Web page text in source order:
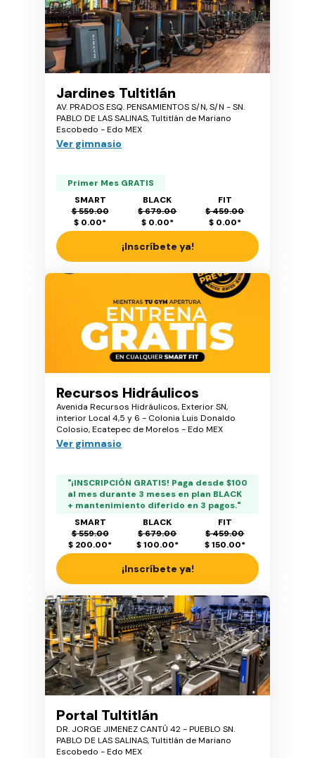
Jardines Tultitlán
AV. PRADOS ESQ. PENSAMIENTOS S/N, S/N - SN.
PABLO DE LAS SALINAS, Tultitlán de Mariano
Escobedo - Edo MEX
Ver gimnasio
Primer Mes GRATIS
SMART
$ 559.00
$ 0.00*
BLACK
$ 679.00
$ 0.00*
FIT
$ 459.00
$ 0.00*
¡Inscríbete ya!
Recursos Hidráulicos
Avenida Recursos Hidráulicos, Exterior SN,
interior Local 4,5 y 6 - Colonia Luis Donaldo
Colosio, Ecatepec de Morelos - Edo MEX
Ver gimnasio
"¡INSCRIPCIÓN GRATIS! Paga desde $100
al mes durante 3 meses en plan BLACK
+ mantenimiento diferido en 3 pagos."
SMART
$ 559.00
$ 200.00*
BLACK
$ 679.00
$ 100.00*
FIT
$ 459.00
$ 150.00*
¡Inscríbete ya!
Portal Tultitlán
DR. JORGE JIMENEZ CANTÚ 42 - PUEBLO SN.
PABLO DE LAS SALINAS, Tultitlán de Mariano
Escobedo - Edo MEX